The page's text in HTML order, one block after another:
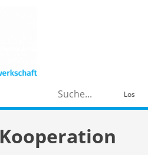
Los
Kooperation